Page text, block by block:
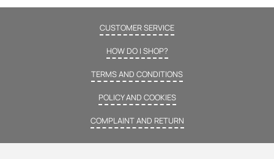
CUSTOMER SERVICE
HOW DO I SHOP?
TERMS AND CONDITIONS
POLICY AND COOKIES
COMPLAINT AND RETURN